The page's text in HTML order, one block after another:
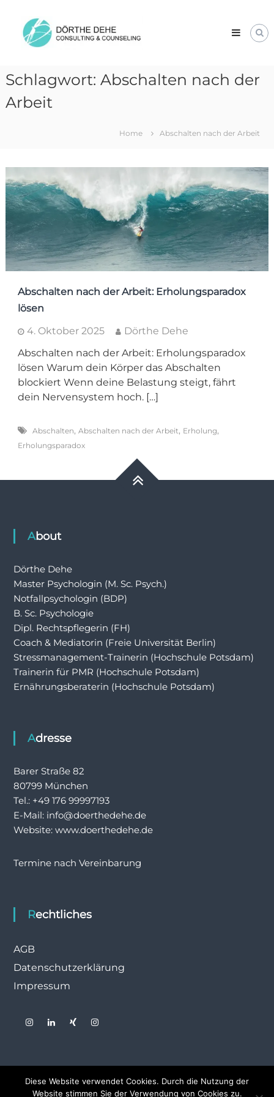
content
Dehe
Consulting
Schlagwort: Abschalten nach der
Arbeit
Home Abschalten nach der Arbeit
Abschalten nach der Arbeit: Erholungsparadox
lösen
4. Oktober 2025
Dörthe Dehe
Abschalten nach der Arbeit: Erholungsparadox
lösen Warum dein Körper das Abschalten
blockiert Wenn deine Belastung steigt, fährt
dein Nervensystem hoch. […]
Abschalten, Abschalten nach der Arbeit, Erholung,
Erholungsparadox
About
Dörthe Dehe
Master Psychologin (M. Sc. Psych.)
Notfallpsychologin (BDP)
B. Sc. Psychologie
Dipl. Rechtspflegerin (FH)
Coach & Mediatorin (Freie Universität Berlin)
Stressmanagement-Trainerin (Hochschule Potsdam)
Trainerin für PMR (Hochschule Potsdam)
Ernährungsberaterin (Hochschule Potsdam)
Adresse
Barer Straße 82
80799 München
Tel.: +49 176 99997193
E-Mail: info@doerthedehe.de
Website: www.doerthedehe.de
Termine nach Vereinbarung
Rechtliches
AGB
Datenschutzerklärung
Impressum
Diese Website verwendet Cookies. Durch die Nutzung der
Website stimmen Sie der Verwendung von Cookies zu.